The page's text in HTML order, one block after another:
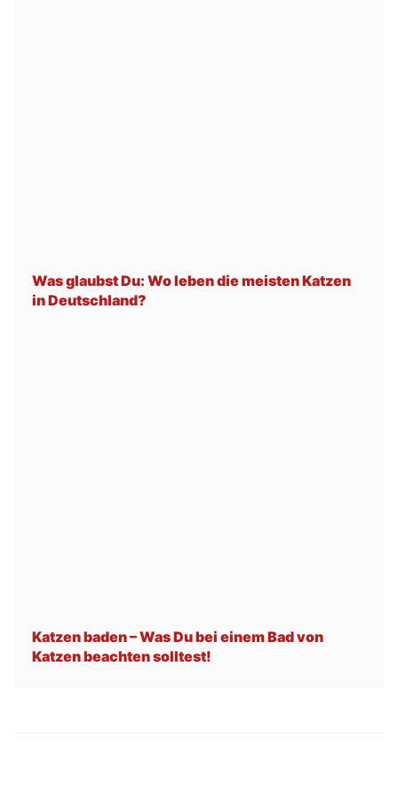
Was glaubst Du: Wo leben die meisten Katzen
in Deutschland?
Katzen baden – Was Du bei einem Bad von
Katzen beachten solltest!